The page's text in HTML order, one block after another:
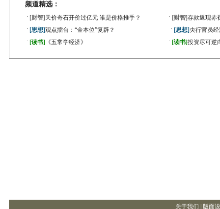
频道精选：
· [财智] 天价奇石开价过亿元 谁是价格推手？ · [财智]存款返现赤
· [思想]观点擂台：“金本位”复辟？ · [思想]央行官员
· [读书] 《五常学经济》 · [读书]投资尽可逆
关于我们 | 版面